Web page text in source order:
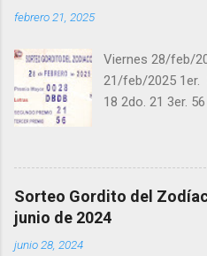
febrero 21, 2025
Viernes 28/feb/
21/feb/2025 1er.
18 2do. 21 3er.
instagram.com/
@balotas y
Sorteo Gordito del
junio de 2024
junio 28, 2024